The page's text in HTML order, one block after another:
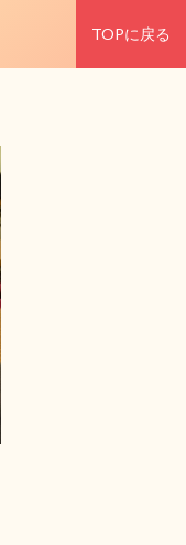
TOPに戻る